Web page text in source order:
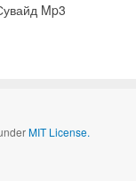
Mp3
MIT License.